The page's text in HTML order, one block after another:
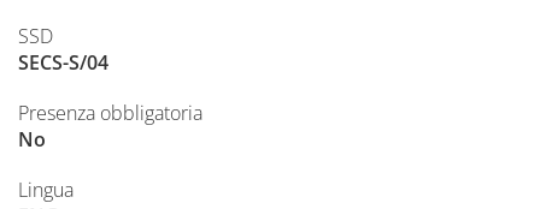
SSD
SECS-S/04
Presenza obbligatoria
No
Lingua